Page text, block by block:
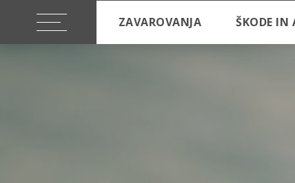
ZAVAROVANJA ŠKODE IN